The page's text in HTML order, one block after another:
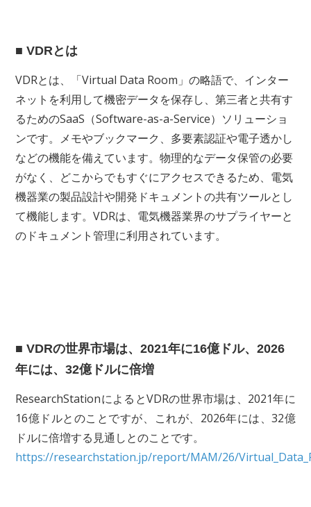
■ VDRとは
VDRとは、「Virtual Data Room」の略語で、インター
ネットを利用して機密データを保存し、第三者と共有す
るためのSaaS（Software-as-a-Service）ソリューショ
ンです。メモやブックマーク、多要素認証や電子透かし
などの機能を備えています。物理的なデータ保管の必要
がなく、どこからでもすぐにアクセスできるため、電気
機器業の製品設計や開発ドキュメントの共有ツールとし
て機能します。VDRは、電気機器業界のサプライヤーと
のドキュメント管理に利用されています。
■ VDRの世界市場は、2021年に16億ドル、2026
年には、32億ドルに倍増
ResearchStationによるとVDRの世界市場は、2021年に
16億ドルとのことですが、これが、2026年には、32億
ドルに倍増する見通しとのことです。
https://researchstation.jp/report/MAM/26/